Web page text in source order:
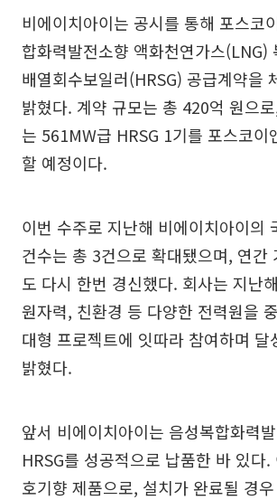
비에이치아이는 공시를 통해 포스코
합화력발전소향 액화천연가스(LNG)
배열회수보일러(HRSG) 공급계약을
밝혔다. 계약 규모는 총 420억 원으
는 561MW급 HRSG 1기를 포스코이
할 예정이다.
이번 수주로 지난해 비에이치아이의
건수는 총 3건으로 확대됐으며, 연간
도 다시 한번 경신했다. 회사는 지난
원자력, 친환경 등 다양한 전력원을
대형 프로젝트에 잇따라 참여하며 달
밝혔다.
앞서 비에이치아이는 음성복합화력
HRSG를 성공적으로 납품한 바 있다
호기향 제품으로, 설치가 완료될 경